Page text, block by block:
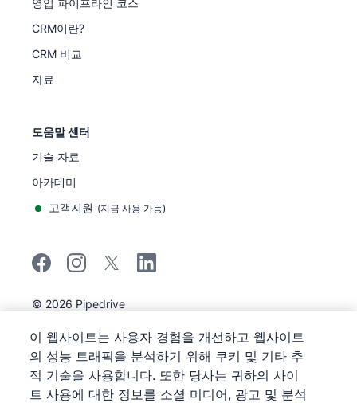
영업 파이프라인 코스
CRM이란?
CRM 비교
자료
도움말 센터
기술 자료
아카데미
고객지원 (지금 사용 가능)
© 2026 Pipedrive
Pipedrive
개인정보 보호 공지
사이트 맵
쿠키 정책 공지
쿠키 기본 설정
이 웹사이트는 사용자 경험을 개선하고 웹사이트
의 성능 트래픽을 분석하기 위해 쿠키 및 기타 추
적 기술을 사용합니다. 또한 당사는 귀하의 사이
트 사용에 대한 정보를 소셜 미디어, 광고 및 분석